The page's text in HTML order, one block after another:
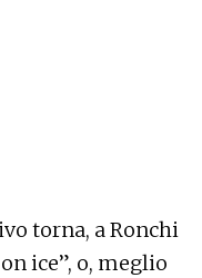
torna, a Ronchi
ice”, o, meglio